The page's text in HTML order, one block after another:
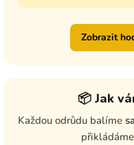
Zobrazit
📦 Jak
Každou odrůdu balíme